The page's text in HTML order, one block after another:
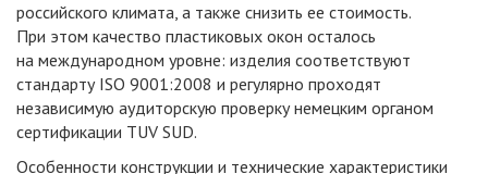
российского климата, а также снизить ее стоимость.
При этом качество пластиковых окон осталось
на международном уровне: изделия соответствуют
стандарту ISO 9001:2008 и регулярно проходят
независимую аудиторскую проверку немецким органом
сертификации TUV SUD.
Особенности конструкции и технические характеристики